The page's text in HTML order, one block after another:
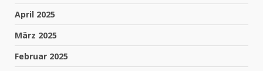
April 2025
März 2025
Februar 2025